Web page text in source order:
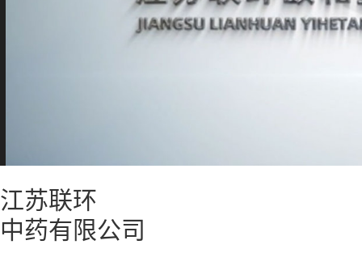
江苏联环
中药有限公司